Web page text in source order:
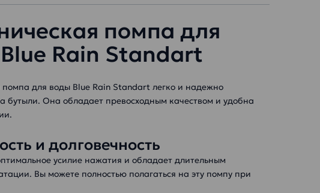
помпа для
Rain Standart
для воды Blue Rain Standart легко и надежно
бутыли. Она обладает превосходным качеством и удобна
и долговечность
усилие нажатия и обладает длительным
Вы можете полностью полагаться на эту помпу при